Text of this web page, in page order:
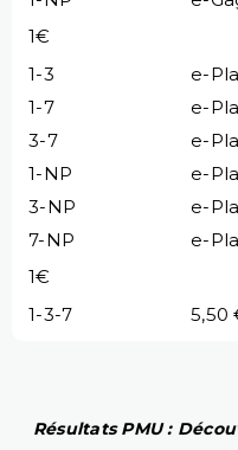
1€
1-3
e-
1-7
e-
3-7
e-
1-NP
e-
3-NP
e-
7-NP
e-
1€
1-3-7
5,50
Résultats PMU :